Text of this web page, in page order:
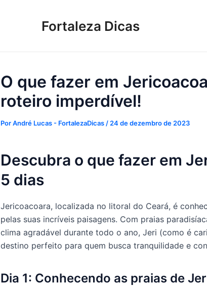
Fortaleza Dicas
O que fazer em
roteiro imperdível!
PorAndré Lucas - FortalezaDicas / 24 de dezembro de 2023
Descubra o que fazer em
5 dias
Jericoacoara, localizada no litoral do Ceará, é
pelas suas incríveis paisagens. Com praias
clima agradável durante todo o ano, Jeri (como é
destino perfeito para quem busca tranquilidade e
Dia 1: Conhecendo as praias de